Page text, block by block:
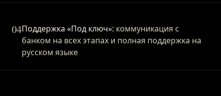
04Поддержка «Под ключ»: коммуникация с
банком на всех этапах и полная поддержка на
русском языке